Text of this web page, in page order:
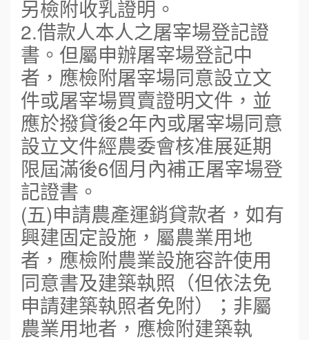
另檢附收乳證明。
2.借款人本人之屠宰場登記證
書。但屬申辦屠宰場登記中
者，應檢附屠宰場同意設立文
件或屠宰場買賣證明文件，並
應於撥貸後2年內或屠宰場同意
設立文件經農委會核准展延期
限屆滿後6個月內補正屠宰場登
記證書。
(五)申請農產運銷貸款者，如有
興建固定設施，屬農業用地
者，應檢附農業設施容許使用
同意書及建築執照（但依法免
申請建築執照者免附）；非屬
農業用地者，應檢附建築執